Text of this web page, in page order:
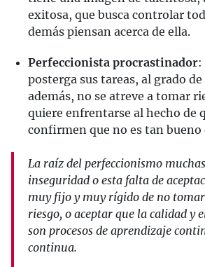
exitosa, que busca controlar
demás piensan acerca de ella.
Perfeccionista procrastinador:
posterga sus tareas, al grado
además, no se atreve a tomar
quiere enfrentarse al hecho de
confirmen que no es tan bueno
La raíz del perfeccionismo muchas
inseguridad o esta falta de
muy fijo y muy rígido de no
riesgo, o aceptar que la calidad y
son procesos de aprendizaje
continua.